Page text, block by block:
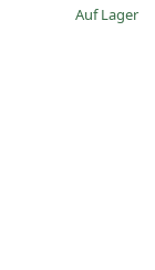
auf Lager